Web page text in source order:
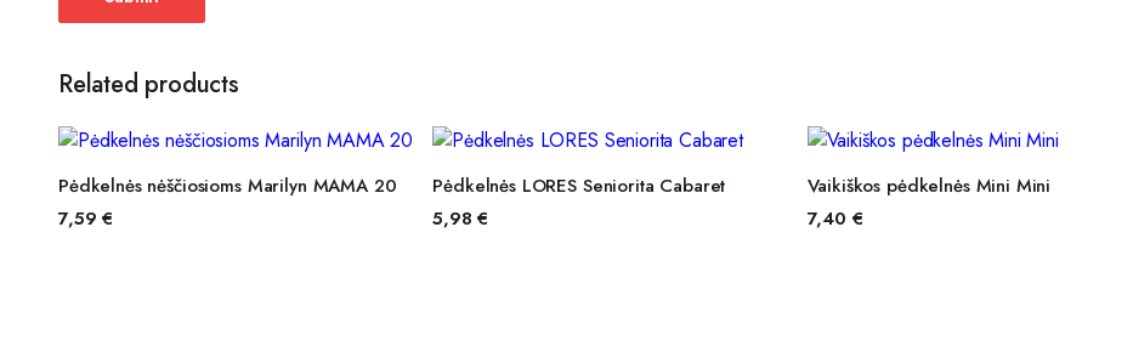
Related products
PASIRINKTI SAVYBES
Pėdkelnės nėščiosioms Marilyn MAMA 20
7,59€
PASIRINKTI SAVYBES
Pėdkelnės LORES Seniorita Cabaret
5,98€
PASIRINKTI SAVYBES
Vaikiškos pėdkelnės Mini Mini
7,40 €